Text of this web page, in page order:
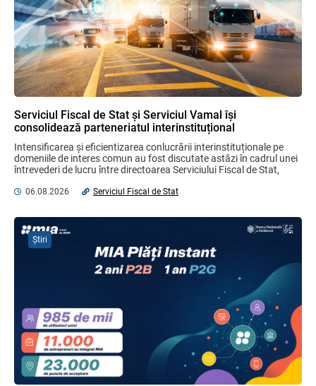
Domenii supuse controalelor fiscale
operative în luna august 2026
05.08.2026 Serviciul Fiscal de Stat
auditorilor interni în procesul de aliniere
la standardele internaționale și bunele
04.08.2026 Ministerul Finanțelor
Gala Financiară 2026 – solicitare de
Ministerul Finanțelor
MIA Plăți Instant: Soluția inovativă pentru
cetățeni, afaceri și plata serviciilor
05.08.2026
Lucrări de mentenanță în cadrul SIA
„Declarație electronică persoane
juridice”.
Serviciul Fiscal de Stat și Serviciul Vamal își
consolidează parteneriatul interinstituțional
Intensificarea și eficientizarea conlucrării interinstituționale pe
domeniile de interes comun au fost discutate astăzi în cadrul unei
întrevederi de lucru între directoarea Serviciului Fiscal de Stat,
06.08.2026 Serviciul Fiscal de Stat
Știri